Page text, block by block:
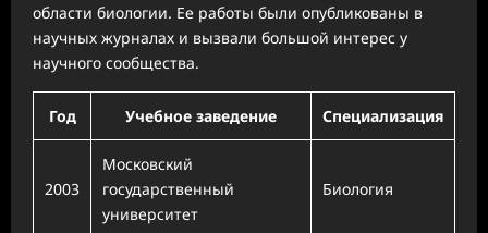
области биологии. Ее работы были опубликованы в
научных журналах и вызвали большой интерес у
научного сообщества.
Год Учебное заведение Специализация
2003
Московский
государственный
университет
Биология